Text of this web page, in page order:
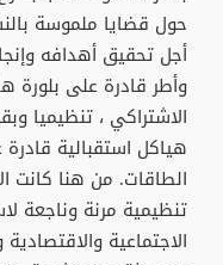
حول قضايا ملموسة
أجل تحقيق أهدافه
وأطر قادرة على بلورة
الاشتراكي ، تنظيميا
هياكل استقبالية
الطاقات. من هنا كانت
تنظيمية مرنة وناجعة
الاجتماعية والاقتصادية